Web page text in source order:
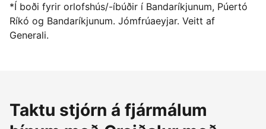
*Í boði fyrir orlofshús/-íbúðir í Bandaríkjunum, Púertó
Ríkó og Bandaríkjunum. Jómfrúaeyjar. Veitt af
Generali.
Taktu stjórn á fjármálum